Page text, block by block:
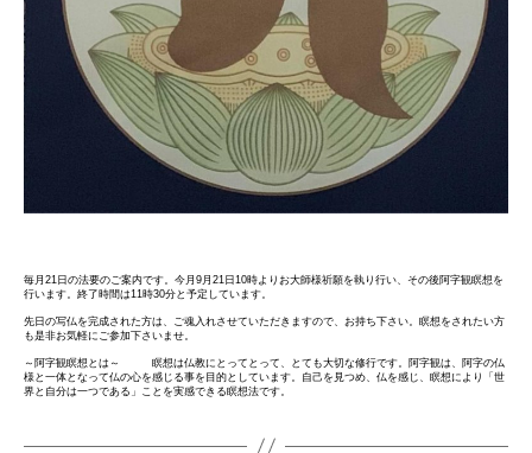
毎月21日の法要のご案内です。今月9月21日10時よりお大師様祈願を執り行い、その後阿字観瞑想を
行います。終了時間は11時30分と予定しています。
先日の写仏を完成された方は、ご魂入れさせていただきますので、お持ち下さい。瞑想をされたい方
も是非お気軽にご参加下さいませ。
～阿字観瞑想とは～ 瞑想は仏教にとってとって、とても大切な修行です。阿字観は、阿字の仏
様と一体となって仏の心を感じる事を目的としています。自己を見つめ、仏を感じ、瞑想により「世
界と自分は一つである」ことを実感できる瞑想法です。